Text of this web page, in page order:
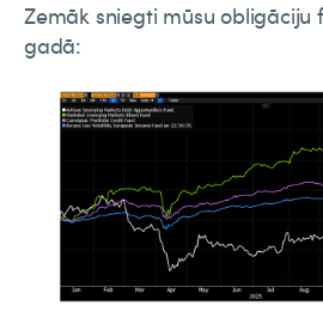
Zemāk sniegti mūsu obligāciju
gadā: